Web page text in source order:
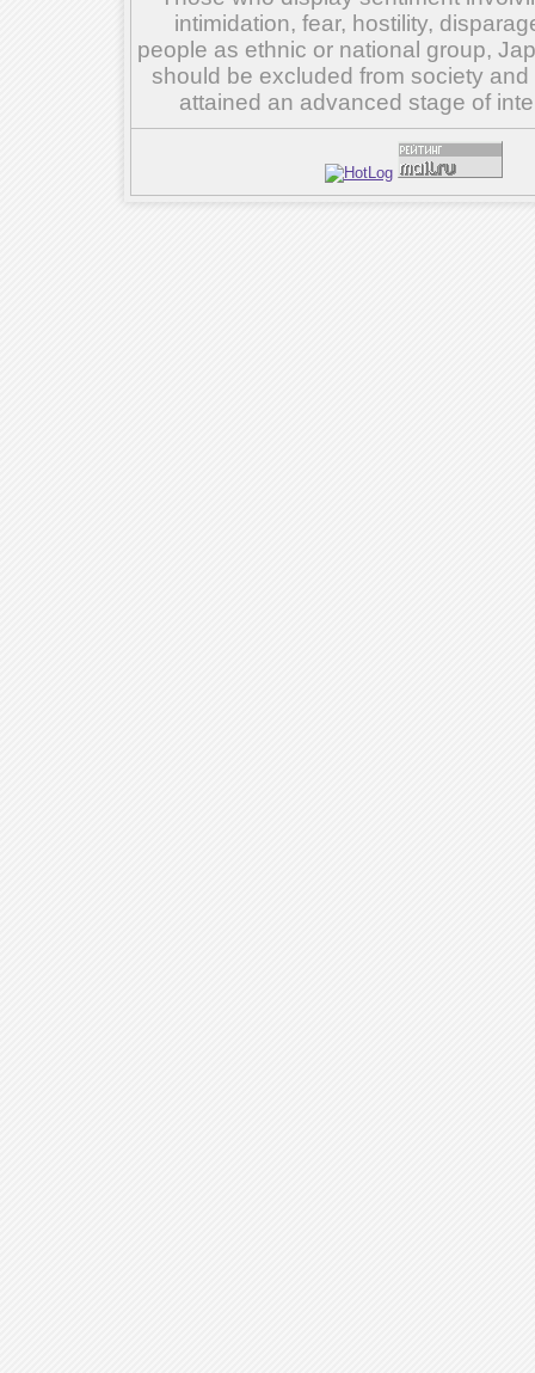
intimidation, fear, hostility,
people as ethnic or national group,
should be excluded from society
attained an advanced stage of